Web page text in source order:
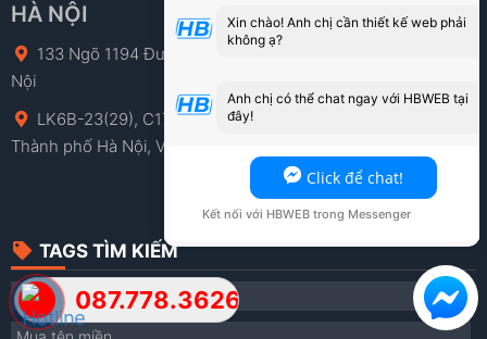
HÀ NỘI
133 Ngõ 1194 Đường Láng, Láng Thượng, Đống Đa, Hà
Nội
LK6B-23(29), C17 Khu đô thị Mỗ Lao, Phường Hà Đông,
Thành phố Hà Nội, Việt Nam
TAGS TÌM KIẾM
Thuê hosting – VPS
087.778.3626
Xin chào! Anh chị cần thiết kế web phải
không ạ?
Anh chị có thể chat ngay với HBWEB tại
đây!
Click để chat!
Kết nối với HBWEB trong Messenger